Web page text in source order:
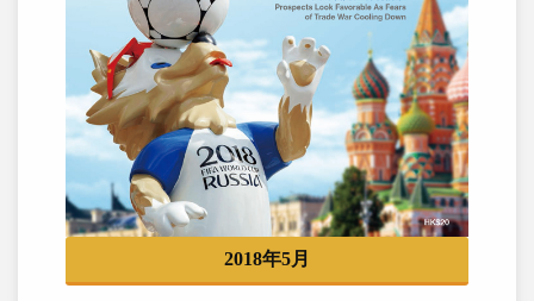
2018年5月